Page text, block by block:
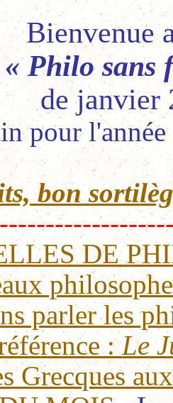
Bienvenue
« Philo sans
de janvier
pour
bon
DE
parler les
:Le
Grecques